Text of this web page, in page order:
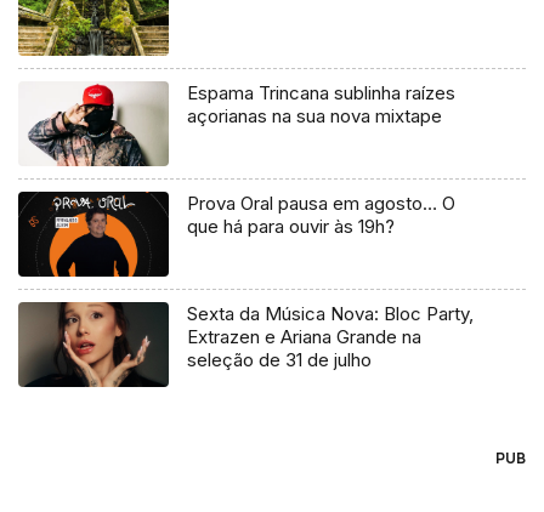
Espama Trincana sublinha raízes
açorianas na sua nova mixtape
Prova Oral pausa em agosto… O
que há para ouvir às 19h?
Sexta da Música Nova: Bloc Party,
Extrazen e Ariana Grande na
seleção de 31 de julho
PUB